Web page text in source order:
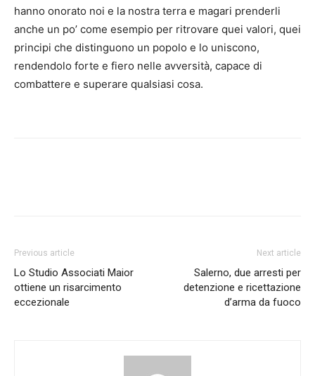
hanno onorato noi e la nostra terra e magari prenderli
anche un po’ come esempio per ritrovare quei valori, quei
principi che distinguono un popolo e lo uniscono,
rendendolo forte e fiero nelle avversità, capace di
combattere e superare qualsiasi cosa.
Previous article
Lo Studio Associati Maior
ottiene un risarcimento
eccezionale
Next article
Salerno, due arresti per
detenzione e ricettazione
d’arma da fuoco